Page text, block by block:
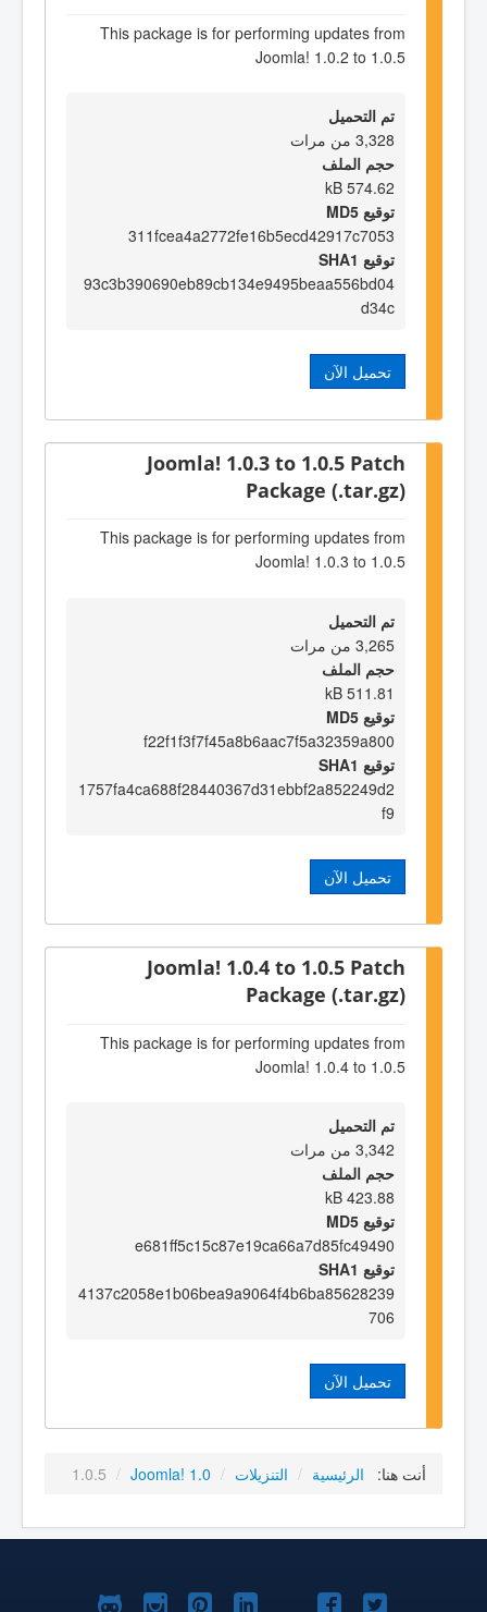
This package is for performing updates from
Joomla! 1.0.2 to 1.0.5
تم التحميل
3,328 من مرات
حجم الملف
574.62 kB
توقيع MD5
311fcea4a2772fe16b5ecd42917c7053
توقيع SHA1
93c3b390690eb89cb134e9495beaa556bd04
d34c
تحميل الآن
Joomla! 1.0.3 to 1.0.5 Patch
Package (.tar.gz)
This package is for performing updates from
Joomla! 1.0.3 to 1.0.5
تم التحميل
3,265 من مرات
حجم الملف
511.81 kB
توقيع MD5
f22f1f3f7f45a8b6aac7f5a32359a800
توقيع SHA1
1757fa4ca688f28440367d31ebbf2a852249d2
f9
تحميل الآن
Joomla! 1.0.4 to 1.0.5 Patch
Package (.tar.gz)
This package is for performing updates from
Joomla! 1.0.4 to 1.0.5
تم التحميل
3,342 من مرات
حجم الملف
423.88 kB
توقيع MD5
e681ff5c15c87e19ca66a7d85fc49490
توقيع SHA1
4137c2058e1b06bea9a9064f4b6ba85628239
706
تحميل الآن
أنت هنا: الرئيسية / التنزيلات /
Joomla! 1.0
/
1.0.5